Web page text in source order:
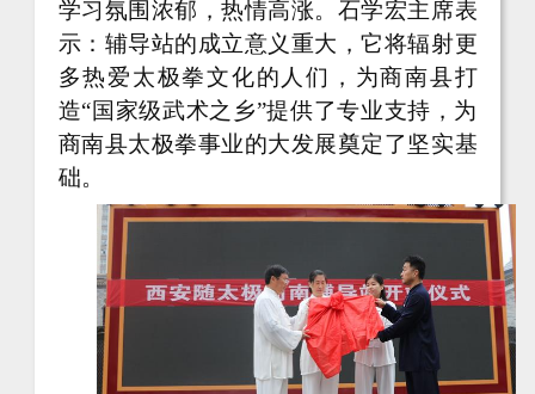
学习氛围浓郁，热情高涨。石学宏主席表
示：辅导站的成立意义重大，它将辐射更
多热爱太极拳文化的人们，为商南县打
造“国家级武术之乡”提供了专业支持，为
商南县太极拳事业的大发展奠定了坚实基
础。